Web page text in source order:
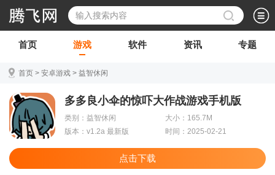
首页 游戏 软件 资讯 专题
首页 > 安卓游戏 > 益智休闲
多多良小伞的惊吓大作战游戏手机版
类别：益智休闲
大小：165.7M
版本：v1.2a 最新版
时间：2025-02-21
点击下载